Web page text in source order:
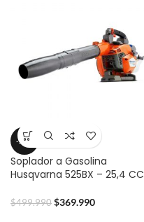
-26%
Soplador a Gasolina
Husqvarna 525BX – 25,4 CC
$499.990 $369.990